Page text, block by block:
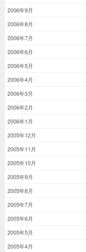
2006年9月
2006年8月
2006年7月
2006年6月
2006年5月
2006年4月
2006年3月
2006年2月
2006年1月
2005年12月
2005年11月
2005年10月
2005年9月
2005年8月
2005年7月
2005年6月
2005年5月
2005年4月